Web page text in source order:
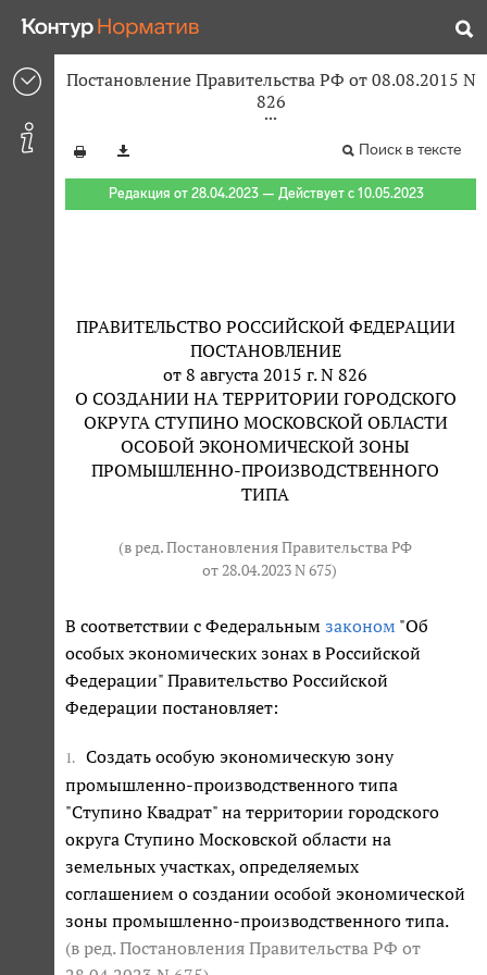
Постановление Правительства РФ от 08.08.2015 N
826
Поиск в тексте
Редакция от 28.04.2023 — Действует с 10.05.2023
ПРАВИТЕЛЬСТВО РОССИЙСКОЙ ФЕДЕРАЦИИ
ПОСТАНОВЛЕНИЕ
от 8 августа 2015 г. N 826
О СОЗДАНИИ НА ТЕРРИТОРИИ ГОРОДСКОГО
ОКРУГА СТУПИНО МОСКОВСКОЙ ОБЛАСТИ
ОСОБОЙ ЭКОНОМИЧЕСКОЙ ЗОНЫ
ПРОМЫШЛЕННО-ПРОИЗВОДСТВЕННОГО
ТИПА
(в ред. Постановления Правительства РФ
от 28.04.2023 N 675)
В соответствии с Федеральным законом "Об
особых экономических зонах в Российской
Федерации" Правительство Российской
Федерации постановляет:
1.
Создать особую экономическую зону
промышленно-производственного типа
"Ступино Квадрат" на территории городского
округа Ступино Московской области на
земельных участках, определяемых
соглашением о создании особой экономической
зоны промышленно-производственного типа.
(в ред. Постановления Правительства РФ от